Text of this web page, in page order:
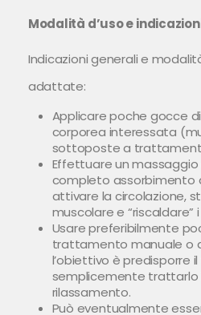
Modalità d’uso e
Indicazioni generali e
adattate:
Applicare poche gocce
corporea interessata
sottoposte a
Effettuare un
completo assorbimento
attivare la circolazione,
muscolare e “riscaldare”
Usare preferibilmente
trattamento manuale o
l’obiettivo è predisporre
semplicemente trattarlo
rilassamento.
Può eventualmente